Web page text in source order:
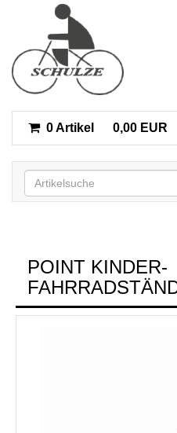
0 Artikel 0,00 EUR
POINT KINDER-